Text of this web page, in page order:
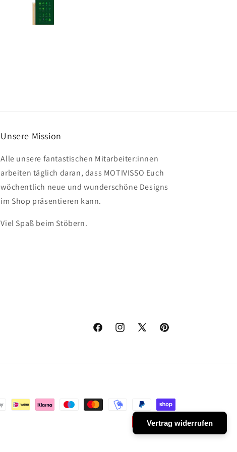
Unsere Mission
Alle unsere fantastischen Mitarbeiter:innen
arbeiten täglich daran, dass MOTIVISSO Euch
wöchentlich neue und wunderschöne Designs
im Shop präsentieren kann.
Viel Spaß beim Stöbern.
FacebookInstagram
X
Pinterest
Vertrag widerrufen